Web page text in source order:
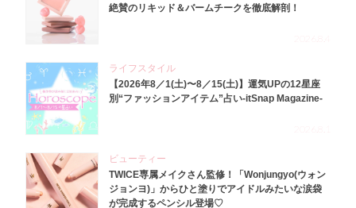
絶賛のリキッド＆バームチークを徹底解剖！
ライフスタイル
【2026年8／1(土)〜8／15(土)】運気UPの12星座
別“ファッションアイテム”占い-itSnap Magazine-
ビューティー
TWICE専属メイクさん監修！「Wonjungyo(ウォン
ジョンヨ)」からひと塗りでアイドルみたいな涙袋
が完成するペンシル登場♡